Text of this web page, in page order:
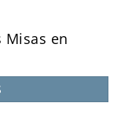
Misas en